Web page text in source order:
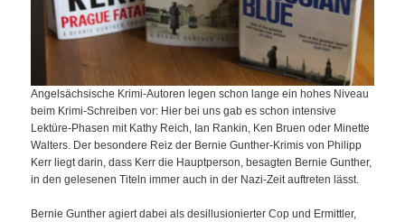
Angelsächsische Krimi-Autoren legen schon lange ein hohes Niveau
beim Krimi-Schreiben vor: Hier bei uns gab es schon intensive
Lektüre-Phasen mit Kathy Reich, Ian Rankin, Ken Bruen oder Minette
Walters. Der besondere Reiz der Bernie Gunther-Krimis von Philipp
Kerr liegt darin, dass Kerr die Hauptperson, besagten Bernie Gunther,
in den gelesenen Titeln immer auch in der Nazi-Zeit auftreten lässt.
Bernie Gunther agiert dabei als desillusionierter Cop und Ermittler,